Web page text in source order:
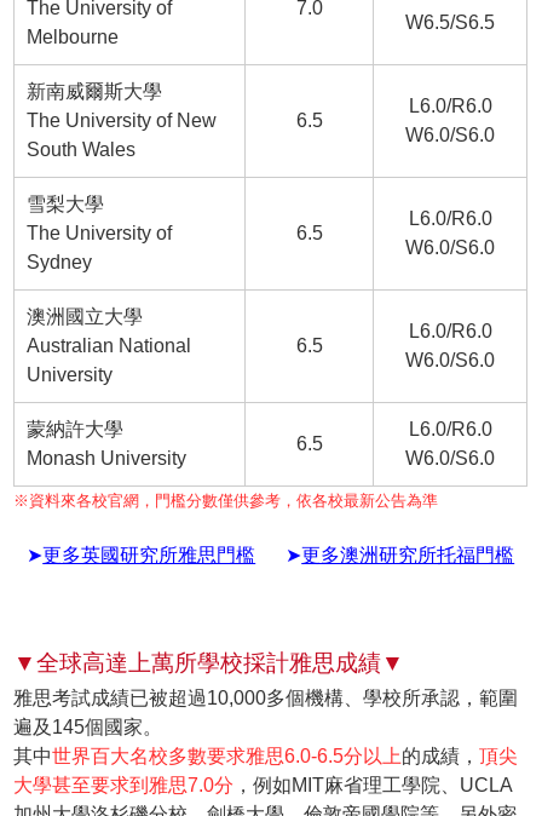
The University of
Melbourne
7.0
W6.5/S6.5
新南威爾斯大學
The University of New
South Wales
6.5
L6.0/R6.0
W6.0/S6.0
雪梨大學
The University of
Sydney
6.5
L6.0/R6.0
W6.0/S6.0
澳洲國立大學
Australian National
University
6.5
L6.0/R6.0
W6.0/S6.0
蒙納許大學
Monash University
6.5
L6.0/R6.0
W6.0/S6.0
※資料來各校官網，門檻分數僅供參考，依各校最新公告為準
➤更多英國研究所雅思門檻 ➤更多澳洲研究所托福門檻
▼全球高達上萬所學校採計雅思成績▼
雅思考試成績已被超過10,000多個機構、學校所承認，範圍
遍及145個國家。
其中世界百大名校多數要求雅思6.0-6.5分以上的成績，頂尖
大學甚至要求到雅思7.0分 ，例如MIT麻省理工學院、UCLA